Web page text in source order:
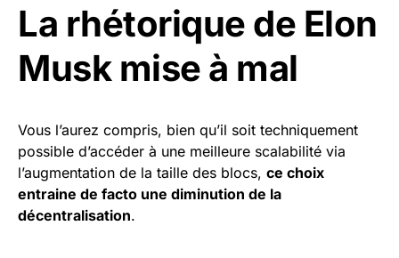
La rhétorique de Elon
Musk mise à mal
Vous l’aurez compris, bien qu’il soit techniquement
possible d’accéder à une meilleure scalabilité via
l’augmentation de la taille des blocs, ce choix
entraine de facto une diminution de la
décentralisation.